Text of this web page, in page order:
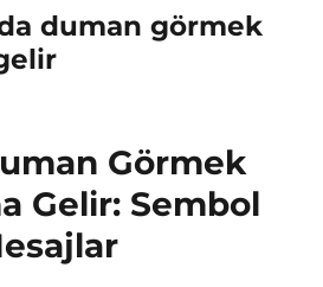
duman görmek
Görmek
Gelir: Sembol